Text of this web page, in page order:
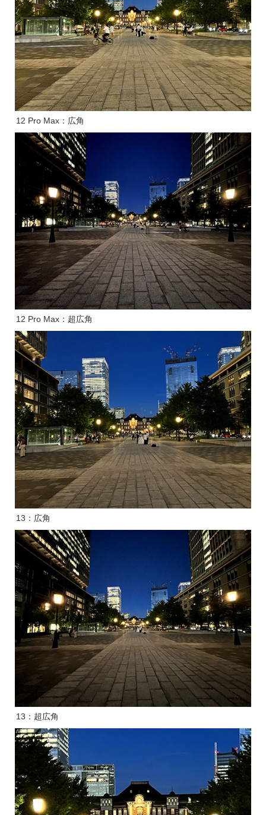
12 Pro Max：広角
12 Pro Max：超広角
13：広角
13：超広角